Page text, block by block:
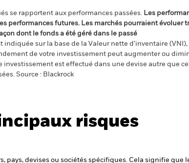
se rapportent aux performances passées. Les
performances futures. Les marchés pourraient évoluer
dont le fonds a été géré dans le passé
indiquée sur la base de la Valeur nette d’inventaire
de votre investissement peut augmenter ou
investissement est effectué dans une devise autre que
Source : Blackrock
risques
pays, devises ou sociétés spécifiques. Cela signifie que